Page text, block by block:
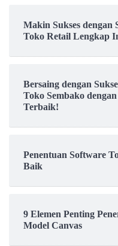
Makin Sukses dengan
Toko Retail Lengkap
Bersaing dengan
Toko Sembako
Terbaik!
Penentuan Software
Baik
9 Elemen Penting
Model Canvas